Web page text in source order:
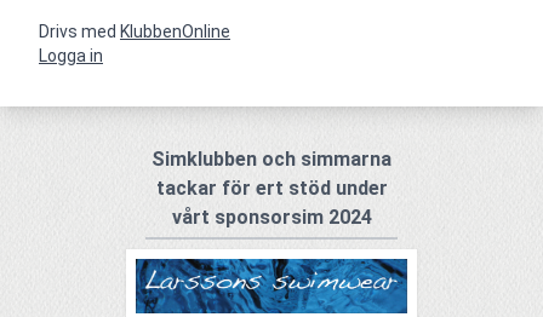
Drivs med KlubbenOnline
Logga in
Simklubben och simmarna
tackar för ert stöd under
vårt sponsorsim 2024